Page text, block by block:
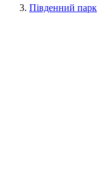
Південний парк